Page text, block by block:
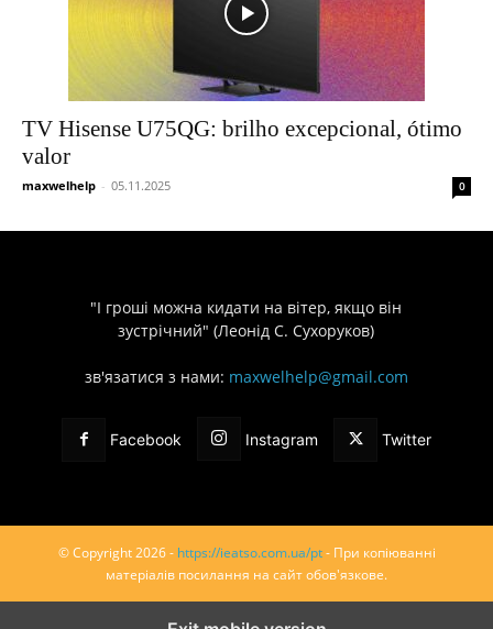
TV Hisense U75QG: brilho excepcional, ótimo
valor
maxwelhelp - 05.11.2025 0
"І гроші можна кидати на вітер, якщо він
зустрічний" (Леонід С. Сухоруков)
зв'язатися з нами: maxwelhelp@gmail.com
Facebook Instagram Twitter
© Copyright 2026 - https://ieatso.com.ua/pt- При копіюванні
матеріалів посилання на сайт обов'язкове.